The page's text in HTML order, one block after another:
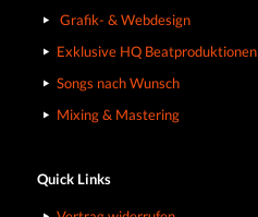
Grafik- & Webdesign
Exklusive HQ Beatproduktionen
Songs nach Wunsch
Mixing & Mastering
Quick Links